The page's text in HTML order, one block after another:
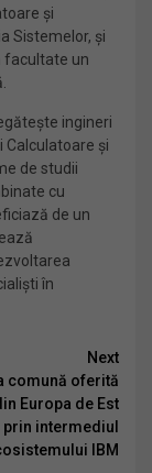
şi
Sistemelor, şi
facultate un
ingineri
Calculatoare și
de studii
cu
de un
în
Next
comună oferită
Europa de Est
prin intermediul
IBM